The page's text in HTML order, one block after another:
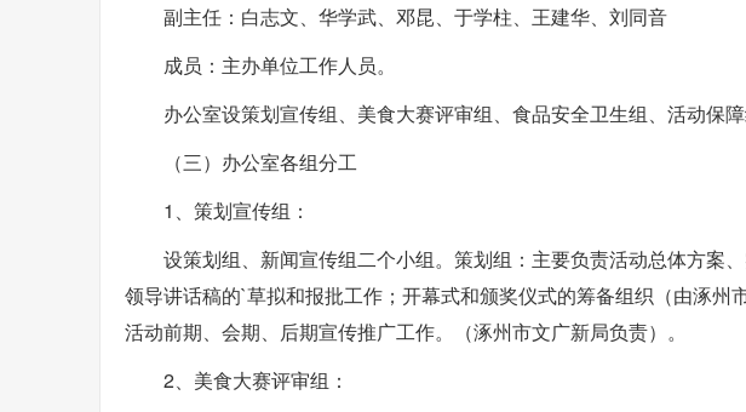
副主任：白志文、华学武、邓昆、于学柱、王建华、刘同音
成员：主办单位工作人员。
办公室设策划宣传组、美食大赛评审组、食品安全卫生组、活动保障
（三）办公室各组分工
1、策划宣传组：
设策划组、新闻宣传组二个小组。策划组：主要负责活动总体方案
领导讲话稿的`草拟和报批工作；开幕式和颁奖仪式的筹备组织（由涿
活动前期、会期、后期宣传推广工作。（涿州市文广新局负责）。
2、美食大赛评审组：